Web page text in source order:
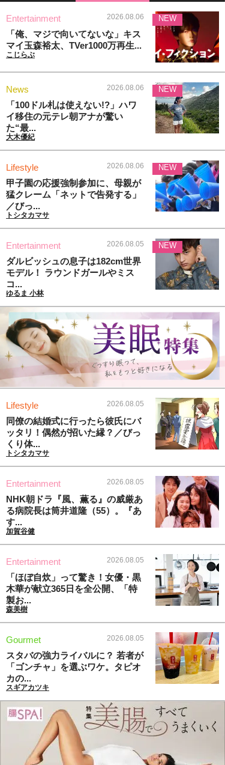
Entertainment 2026.08.06
「俺、マジで向いてないな」キス
マイ玉森裕太、TVer1000万再生...
こじらぶ
NEW
News 2026.08.06
「100ドル札は使えない!?」ハワ
イ移住の元テレ朝アナが驚い
た“最...
大木優紀
NEW
Lifestyle 2026.08.06
甲子園の応援強制参加に、母親が
猛クレーム「ネットで告発する」
／びっ...
トシタカマサ
NEW
Entertainment 2026.08.05
ダルビッシュの息子は182cm世界
モデル！ ラウンドガールやミス
コ...
ゆるま 小林
NEW
Lifestyle 2026.08.05
同僚の結婚式に行ったら彼氏にバ
ッタリ！偶然が招いた縁？／びっ
くり体...
トシタカマサ
Entertainment 2026.08.05
NHK朝ドラ『風、薫る』の威厳あ
る病院長は筒井道隆（55）。『あ
す...
加賀谷健
Entertainment 2026.08.05
「ほぼ自炊」って驚き！女優・黒
木華が献立365日を全公開、「特
製お...
森美樹
Gourmet 2026.08.05
スタバの強力ライバルに？ 若者が
「ゴンチャ」を選ぶワケ。タピオ
カの...
スギアカツキ